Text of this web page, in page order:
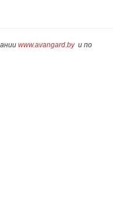
www.avangard.byи по